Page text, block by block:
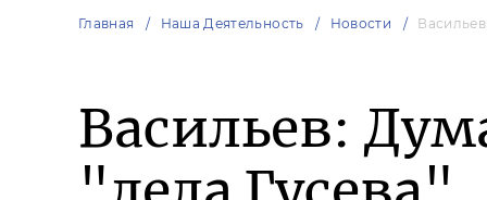
Главная Наша Деятельность Новости
Васильев: